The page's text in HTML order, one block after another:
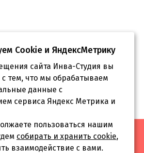
Центр социальной реабилитации»,
Сookie и ЯндексМетрику
сайта Инва-Студия вы
с тем, что мы обрабатываем
данные с
сервиса Яндекс Метрика и
пользоваться нашим
собирать и хранить cookie,
взаимодействие с вами.